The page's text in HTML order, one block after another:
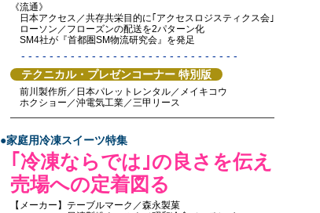
《流通》
日本アクセス／共存共栄目的に｢アクセスロジスティクス会｣
ローソン／フローズンの配送を2パターン化
SM4社が『首都圏SM物流研究会』を発足
- - - - - - - - - - - - - - - - - - - - - - - - - - - - - - -
テクニカル・プレゼンコーナー 特別版
前川製作所／日本パレットレンタル／メイキコウ
ホクショー／沖電気工業／三甲リース
————————————————————————————
●家庭用冷凍スイーツ特集
｢冷凍ならでは｣の良さを伝え
売場への定着図る
【メーカー】テーブルマーク／森永製菓